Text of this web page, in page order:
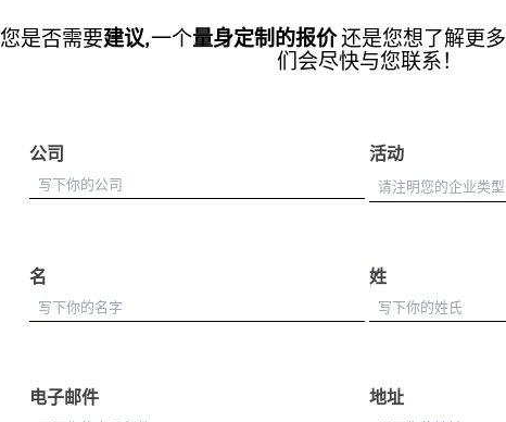
您是否需要建议,一个量身定制的报价还是您想了解更多
们会尽快与您联系！
公司 活动
名 姓
电子邮件 地址